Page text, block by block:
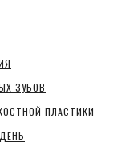
ЗУБОВ
ПЛАСТИКИ